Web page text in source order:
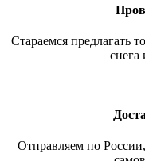
Стараемся предлагать
снега
Отправляем по